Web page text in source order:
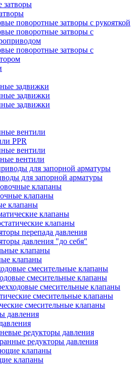
поворотные затворы с рукояткой
поворотные затворы с
поворотные затворы с
задвижки
задвижки
задвижки
вентили
PPR
вентили
вентили
для запорной арматуры
клапаны
клапаны
клапаны
клапаны
перепада давления
давления "до себя"
клапаны
смесительные клапаны
смесительные клапаны
смесительные клапаны
смесительные клапаны
редукторы давления
редукторы давления
клапаны